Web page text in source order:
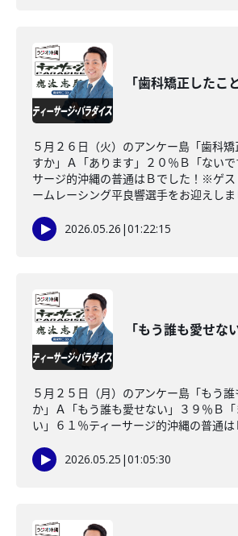
「歯科矯正したこ
５月２６日（火）のアンケー島「歯科
すか」Ａ「あります」２０％Ｂ「ない
サージ的沖縄の普通はＢでした！※ゲス
ームレーシング平良響選手をお迎えしま
2026.05.26 |01:22:15
「もう誰も愛せな
５月２５日（月）のアンケー島「もう
か」Ａ「もう誰も愛せない」３９％Ｂ
い」６１％ティーサージ的沖縄の普通は
2026.05.25 |01:05:30